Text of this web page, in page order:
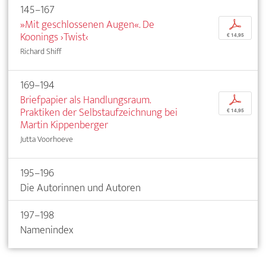
145–167
»Mit geschlossenen Augen«. De
Koonings ›Twist‹
Richard Shiff
p
€ 14,95
169–194
Briefpapier als Handlungsraum.
Praktiken der Selbstaufzeichnung bei
Martin Kippenberger
Jutta Voorhoeve
p
€ 14,95
195–196
Die Autorinnen und Autoren
197–198
Namenindex